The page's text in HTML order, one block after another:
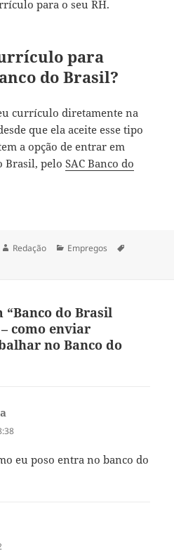
para o seu RH.
para
do Brasil?
currículo diretamente na
que ela aceite esse tipo
a opção de entrar em
Brasil, peloSAC Banco do
Autor
Redação Categorias
Empregos
“Banco do Brasil
como enviar
no Banco do
eu poso entra no banco do